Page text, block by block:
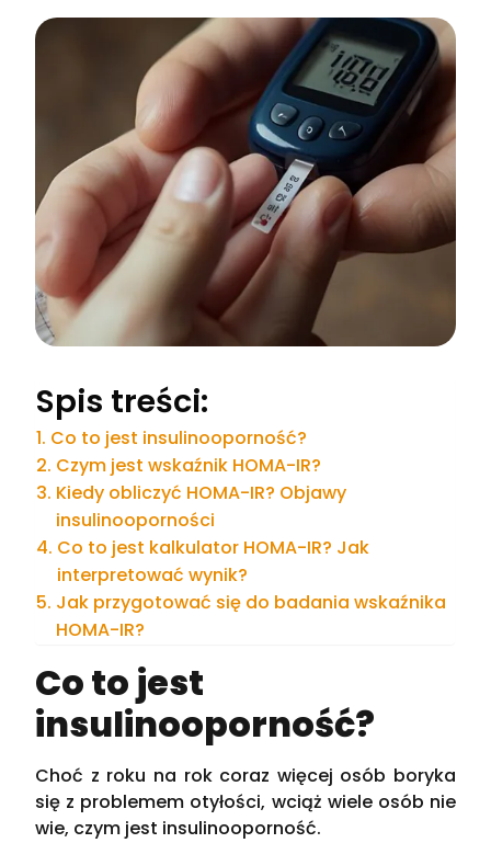
Spis treści:
Co to jest insulinooporność?
Czym jest wskaźnik HOMA-IR?
Kiedy obliczyć HOMA-IR? Objawy
insulinooporności
Co to jest kalkulator HOMA-IR? Jak
interpretować wynik?
Jak przygotować się do badania wskaźnika
HOMA-IR?
Co to jest
insulinooporność?
Choć z roku na rok coraz więcej osób boryka
się z problemem otyłości, wciąż wiele osób nie
wie, czym jest insulinooporność.